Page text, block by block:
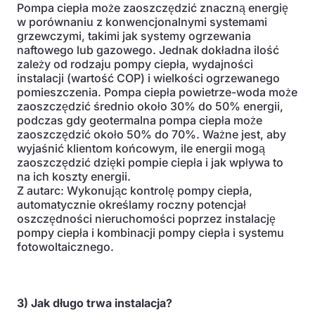
Pompa ciepła może zaoszczędzić znaczną energię
w porównaniu z konwencjonalnymi systemami
grzewczymi, takimi jak systemy ogrzewania
naftowego lub gazowego. Jednak dokładna ilość
zależy od rodzaju pompy ciepła, wydajności
instalacji (wartość COP) i wielkości ogrzewanego
pomieszczenia. Pompa ciepła powietrze-woda może
zaoszczędzić średnio około 30% do 50% energii,
podczas gdy geotermalna pompa ciepła może
zaoszczędzić około 50% do 70%. Ważne jest, aby
wyjaśnić klientom końcowym, ile energii mogą
zaoszczędzić dzięki pompie ciepła i jak wpływa to
na ich koszty energii.
Z autarc: Wykonując kontrolę pompy ciepła,
automatycznie określamy roczny potencjał
oszczędności nieruchomości poprzez instalację
pompy ciepła i kombinacji pompy ciepła i systemu
fotowoltaicznego.
3) Jak długo trwa instalacja?